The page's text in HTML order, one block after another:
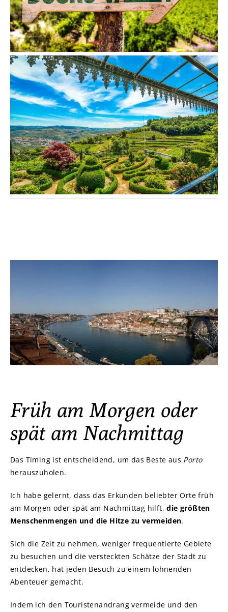
Früh am Morgen oder
spät am Nachmittag
Das Timing ist entscheidend, um das Beste aus Porto
herauszuholen.
Ich habe gelernt, dass das Erkunden beliebter Orte früh
am Morgen oder spät am Nachmittag hilft,die größten
Menschenmengen und die Hitze zu vermeiden.
Sich die Zeit zu nehmen, weniger frequentierte Gebiete
zu besuchen und die versteckten Schätze der Stadt zu
entdecken, hat jeden Besuch zu einem lohnenden
Abenteuer gemacht.
Indem ich den Touristenandrang vermeide und den